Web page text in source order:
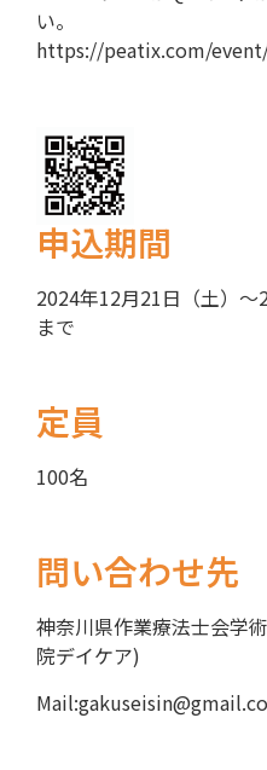
い。
https://peatix.com/
申込期間
2024年12月21日（土）
まで
定員
100名
問い合わせ先
神奈川県作業療法士会学
院デイケア)
Mail: